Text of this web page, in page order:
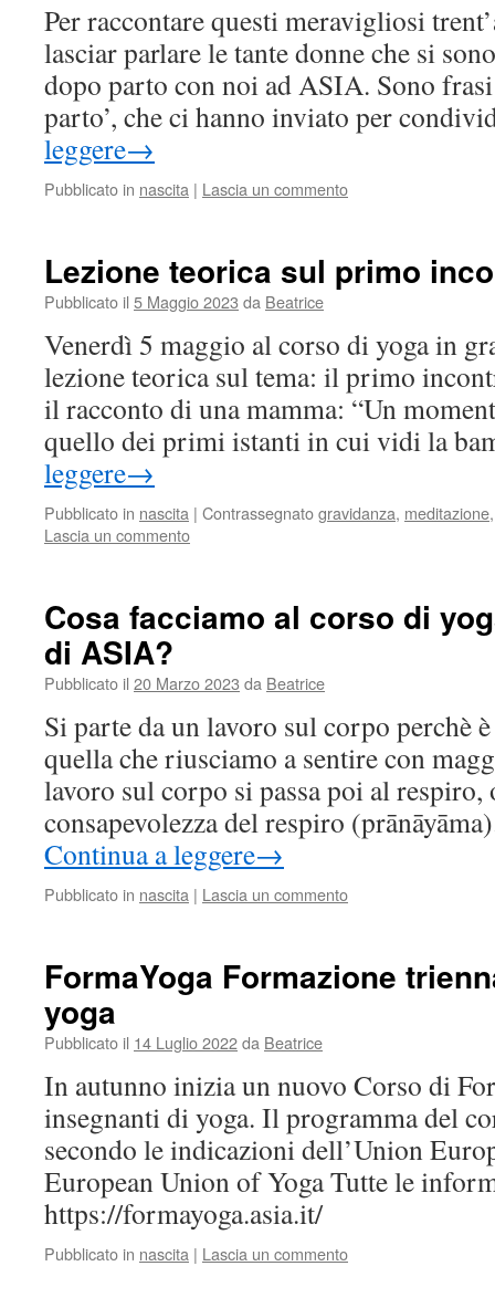
Per raccontare questi meravigliosi
lasciar parlare le tante donne che si
dopo parto con noi ad ASIA. Sono
parto’, che ci hanno inviato per
leggere→
Pubblicato in nascita | Lascia un commento
Lezione teorica sul primo
Pubblicato il 5 Maggio 2023 da Beatrice
Venerdì 5 maggio al corso di yoga in
lezione teorica sul tema: il primo
il racconto di una mamma: “Un
quello dei primi istanti in cui vidi la
leggere→
Pubblicato in nascita | Contrassegnatogravidanza, meditazione
Lascia un commento
Cosa facciamo al corso di
di ASIA?
Pubblicato il 20 Marzo 2023 da Beatrice
Si parte da un lavoro sul corpo perchè
quella che riusciamo a sentire con
lavoro sul corpo si passa poi al
consapevolezza del respiro
Continua a leggere→
Pubblicato in nascita | Lascia un commento
FormaYoga Formazione
yoga
Pubblicato il 14 Luglio 2022da Beatrice
In autunno inizia un nuovo Corso di
insegnanti di yoga. Il programma del
secondo le indicazioni dell’Union
European Union of Yoga Tutte le
https://formayoga.asia.it/
Pubblicato in nascita | Lascia un commento